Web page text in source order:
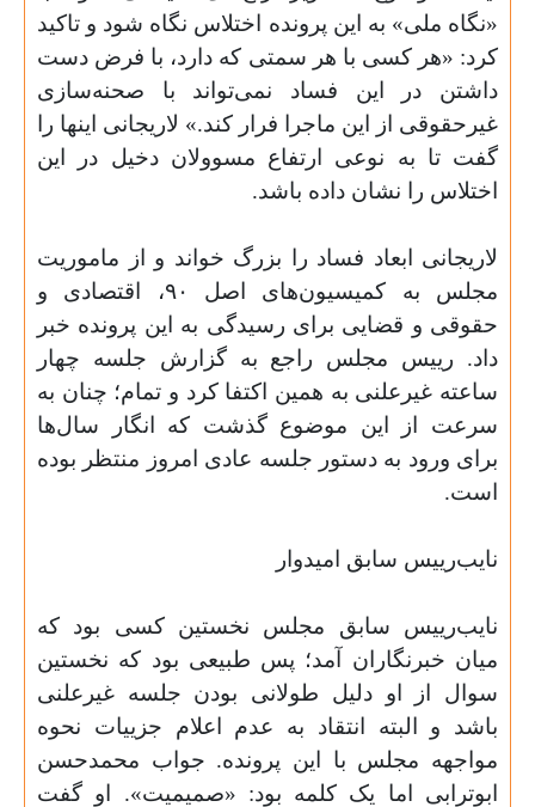
«نگاه ملی» به این پرونده اختلاس نگاه شود و تاکید
کرد: «هر کسی با هر سمتی که دارد، با فرض دست
داشتن در این فساد نمی‌تواند با صحنه‌سازی
غیرحقوقی از این ماجرا فرار کند.» لاریجانی اینها را
گفت تا به نوعی ارتفاع مسوولان دخیل در این
اختلاس را نشان داده باشد.
لاریجانی ابعاد فساد را بزرگ خواند و از ماموریت
مجلس به کمیسیون‌های اصل
۹۰، اقتصادی و
حقوقی و قضایی برای رسیدگی به این پرونده خبر
داد. رییس مجلس راجع به گزارش جلسه چهار
ساعته غیرعلنی به همین اکتفا کرد و تمام؛ چنان به
سرعت از این موضوع گذشت که انگار سال‌ها
برای ورود به دستور جلسه عادی امروز منتظر بوده
است.
نایب‌رییس سابق امیدوار
نایب‌رییس سابق مجلس نخستین کسی بود که
میان خبرنگاران آمد؛ پس طبیعی بود که نخستین
سوال از او دلیل طولانی بودن جلسه غیرعلنی
باشد و البته انتقاد به عدم اعلام جزییات نحوه
مواجهه مجلس با این پرونده. جواب محمدحسن
ابوترابی اما یک کلمه بود: «صمیمیت». او گفت